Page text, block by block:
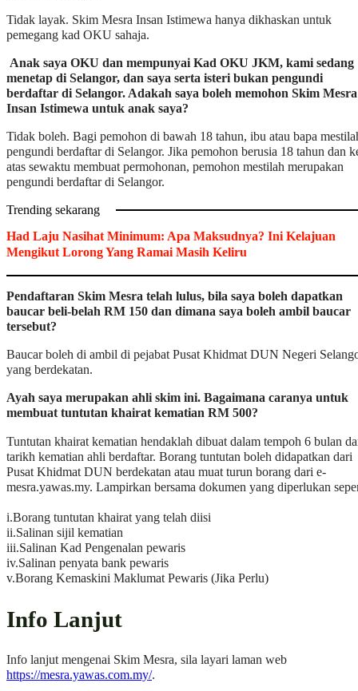
Tidak layak. Skim Mesra Insan Istimewa hanya dikhaskan untuk
pemegang kad OKU sahaja.
Anak saya OKU dan mempunyai Kad OKU JKM, kami sedang
menetap di Selangor, dan saya serta isteri bukan pengundi
berdaftar di Selangor. Adakah saya boleh memohon Skim Mesra
Insan Istimewa untuk anak saya?
Tidak boleh. Bagi pemohon di bawah 18 tahun, ibu atau bapa
pengundi berdaftar di Selangor. Jika pemohon berusia 18 tahun dan
atas sewaktu membuat permohonan, pemohon mestilah merupakan
pengundi berdaftar di Selangor.
Trending sekarang
Had Laju Nasihat Minimum: Apa Maksudnya? Ini Kelajuan
Mengikut Lorong Yang Ramai Masih Keliru
Pendaftaran Skim Mesra telah lulus, bila saya boleh dapatkan
baucar beli-belah RM 150 dan dimana saya boleh ambil baucar
tersebut?
Baucar boleh di ambil di pejabat Pusat Khidmat DUN Negeri
yang berdekatan.
Ayah saya merupakan ahli skim ini. Bagaimana caranya untuk
membuat tuntutan khairat kematian RM 500?
Tuntutan khairat kematian hendaklah dibuat dalam tempoh 6 bulan
tarikh kematian ahli berdaftar. Borang tuntutan boleh didapatkan dari
Pusat Khidmat DUN berdekatan atau muat turun borang dari e-
mesra.yawas.my. Lampirkan bersama dokumen yang diperlukan
i.Borang tuntutan khairat yang telah diisi
ii.Salinan sijil kematian
iii.Salinan Kad Pengenalan pewaris
iv.Salinan penyata bank pewaris
v.Borang Kemaskini Maklumat Pewaris (Jika Perlu)
Info Lanjut
Info lanjut mengenai Skim Mesra, sila layari laman web
https://mesra.yawas.com.my/.